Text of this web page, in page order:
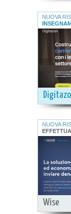
NUOVA
Wise
NUOVA